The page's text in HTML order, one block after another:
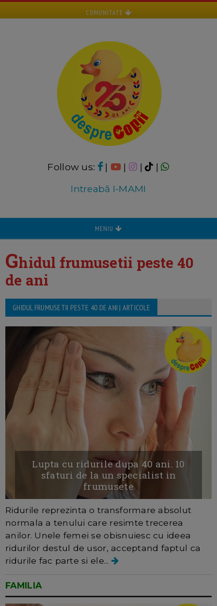
COMUNITATE
Follow us: | | |
|
Intreabă I-MAMI
MENIU
Ghidul frumusetii peste 40
de ani
GHIDUL FRUMUSETII PESTE 40 DE ANI | ARTICOLE
Lupta cu ridurile dupa 40 ani. 10
sfaturi de la un specialist in
frumusete
Ridurile reprezinta o transformare absolut
normala a tenului care resimte trecerea
anilor. Unele femei se obisnuiesc cu ideea
ridurilor destul de usor, acceptand faptul ca
ridurile fac parte si ele...
FAMILIA